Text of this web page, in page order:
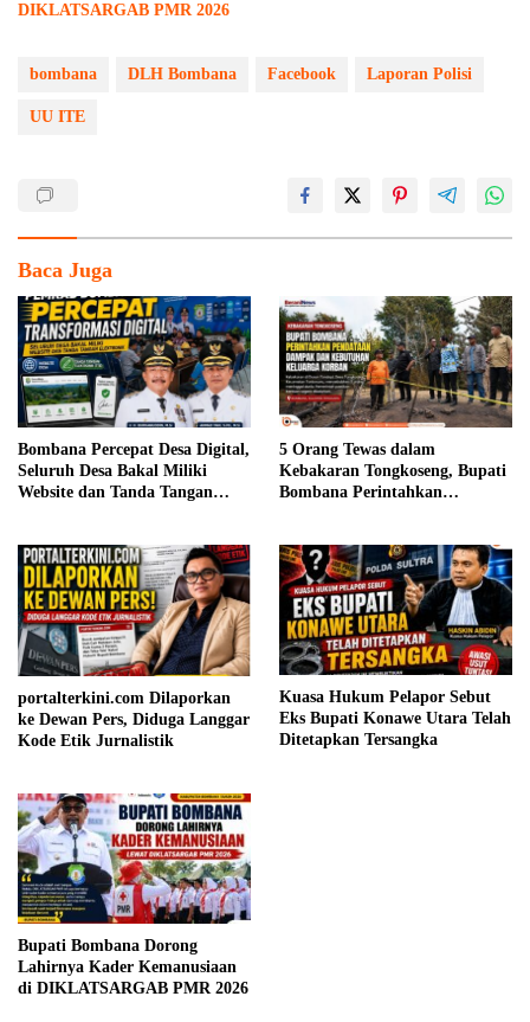
DIKLATSARGAB PMR 2026
bombana DLH Bombana Facebook Laporan Polisi
UU ITE
Baca Juga
Bombana Percepat Desa Digital,
Seluruh Desa Bakal Miliki
Website dan Tanda Tangan
5 Orang Tewas dalam
Kebakaran Tongkoseng, Bupati
Bombana Perintahkan
portalterkini.com Dilaporkan
ke Dewan Pers, Diduga Langgar
Kode Etik Jurnalistik
Kuasa Hukum Pelapor Sebut
Eks Bupati Konawe Utara Telah
Ditetapkan Tersangka
Bupati Bombana Dorong
Lahirnya Kader Kemanusiaan
di DIKLATSARGAB PMR 2026